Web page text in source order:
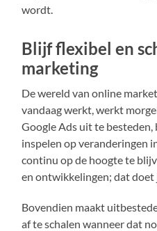
wordt.
Blijf flexibel en
marketing
De wereld van online
vandaag werkt, werkt
Google Ads uit te
inspelen op veranderingen
continu op de hoogte te
en ontwikkelingen; dat doet
Bovendien maakt
af te schalen wanneer dat